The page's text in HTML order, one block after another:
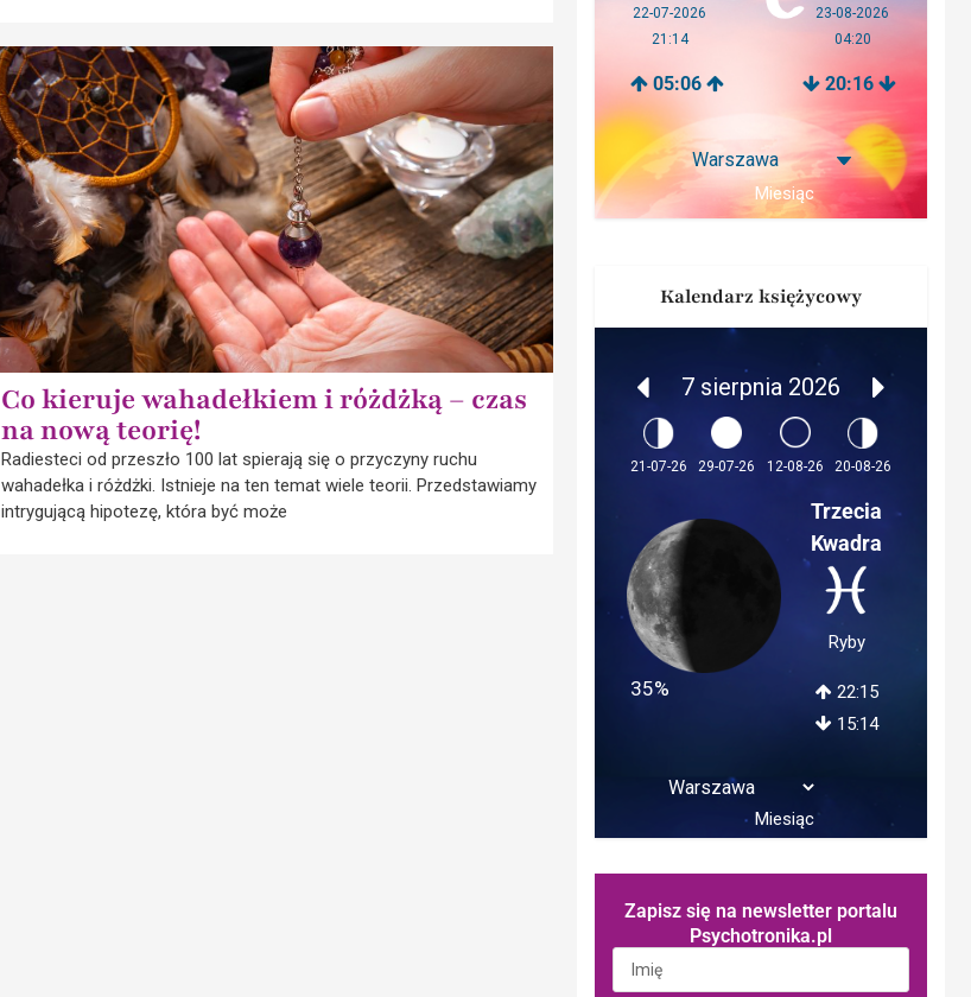
Co kieruje wahadełkiem i różdżką – czas
na nową teorię!
Radiesteci od przeszło 100 lat spierają się o przyczyny ruchu
wahadełka i różdżki. Istnieje na ten temat wiele teorii. Przedstawiamy
intrygującą hipotezę, która być może
22-07-2026
21:14
23-08-2026
04:20
05:06 20:16
Miesiąc
Kalendarz księżycowy
7 sierpnia 2026
21-07-26 29-07-26 12-08-26 20-08-26
35%
Trzecia
Kwadra
Ryby
22:15
15:14
Miesiąc
Zapisz się na newsletter portalu
Psychotronika.pl